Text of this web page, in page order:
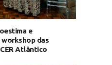
e
workshop das
Atlântico